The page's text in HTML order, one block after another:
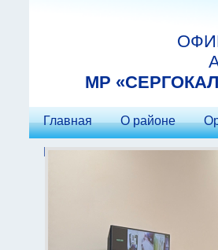
МP
Главная О районе
Контакты